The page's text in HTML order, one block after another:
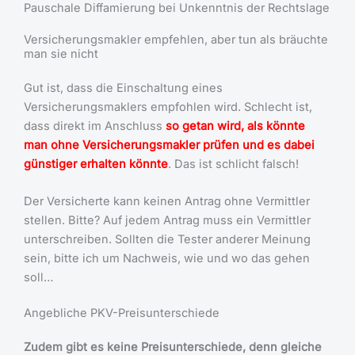
Pauschale Diffamierung bei Unkenntnis der Rechtslage
Versicherungsmakler empfehlen, aber tun als bräuchte
man sie nicht
Gut ist, dass die Einschaltung eines
Versicherungsmaklers empfohlen wird. Schlecht ist,
dass direkt im Anschluss so getan wird, als könnte
man ohne Versicherungsmakler prüfen und es dabei
günstiger erhalten könnte. Das ist schlicht falsch!
Der Versicherte kann keinen Antrag ohne Vermittler
stellen. Bitte? Auf jedem Antrag muss ein Vermittler
unterschreiben. Sollten die Tester anderer Meinung
sein, bitte ich um Nachweis, wie und wo das gehen
soll…
Angebliche PKV-Preisunterschiede
Zudem gibt es keine Preisunterschiede, denn gleiche